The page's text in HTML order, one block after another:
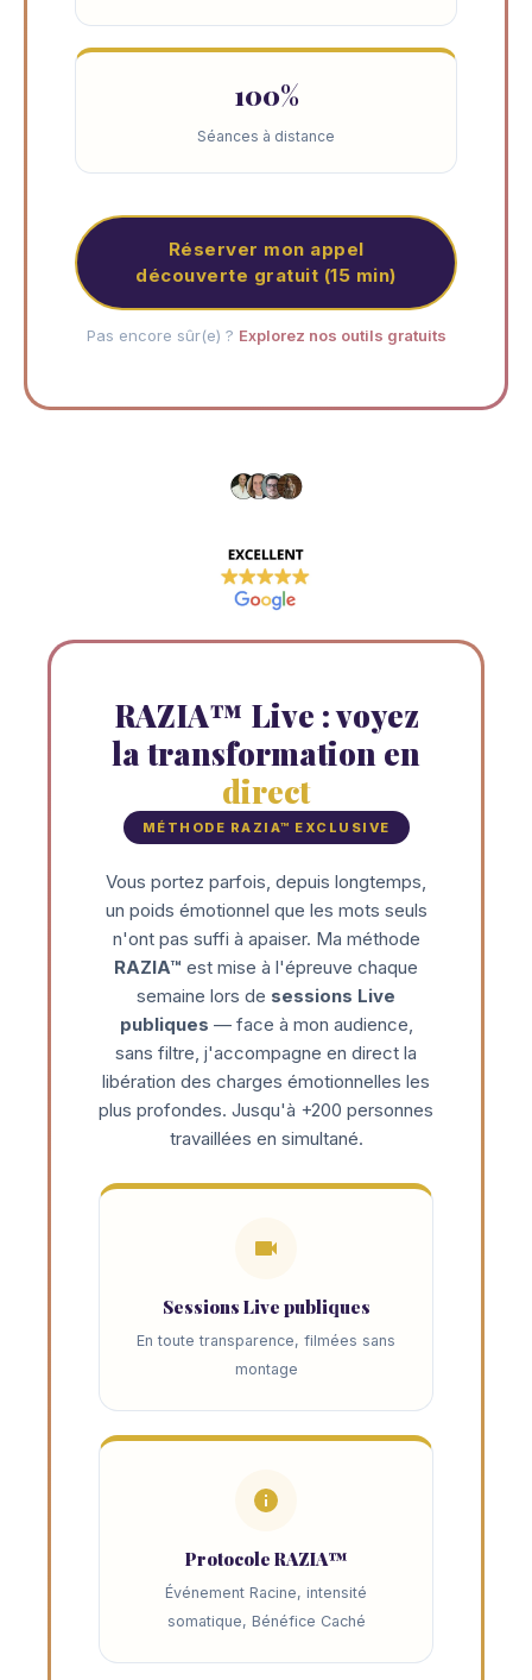
100%
Séances à distance
Réserver mon appel
découverte gratuit (15 min)
Pas encore sûr(e) ? Explorez nos outils gratuits
RAZIA™ Live : voyez
la transformation en
direct
MÉTHODE RAZIA™ EXCLUSIVE
Vous portez parfois, depuis longtemps,
un poids émotionnel que les mots seuls
n'ont pas suffi à apaiser. Ma méthode
RAZIA™ est mise à l'épreuve chaque
semaine lors de sessions Live
publiques — face à mon audience,
sans filtre, j'accompagne en direct la
libération des charges émotionnelles les
plus profondes. Jusqu'à +200 personnes
travaillées en simultané.
Sessions Live publiques
En toute transparence, filmées sans
montage
Protocole RAZIA™
Événement Racine, intensité
somatique, Bénéfice Caché